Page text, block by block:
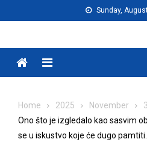
to
Sunday,
Menu
Home 2025 November
Ono što je izgledalo kao sasvim
se u iskustvo koje će dugo